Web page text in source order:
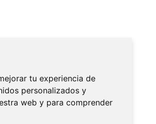
tu experiencia de
personalizados y
web y para comprender